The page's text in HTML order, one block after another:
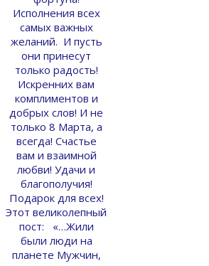
Исполнения всех
самых важных
желаний. И пусть
они принесут
только радость!
Искренних вам
комплиментов и
добрых слов! И не
только 8 Марта, а
всегда! Счастье
вам и взаимной
любви! Удачи и
благополучия!
Подарок для всех!
Этот великолепный
пост: «…Жили
были люди на
планете Мужчин,